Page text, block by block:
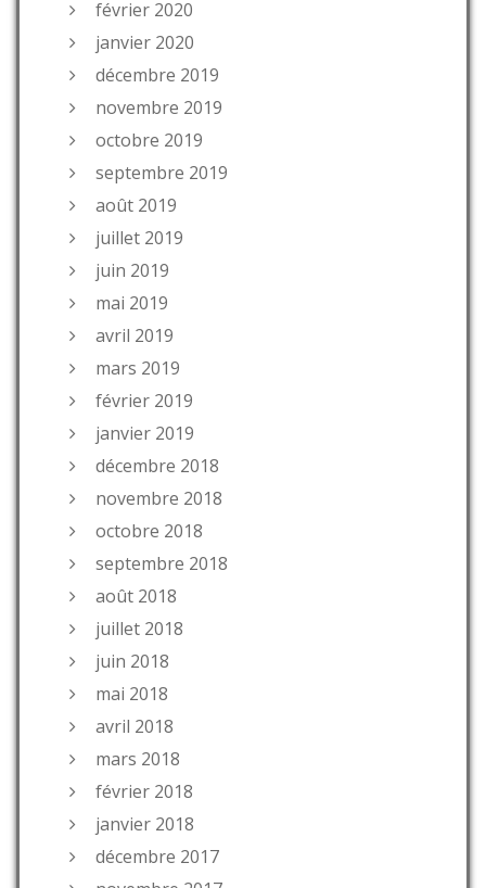
février 2020
janvier 2020
décembre 2019
novembre 2019
octobre 2019
septembre 2019
août 2019
juillet 2019
juin 2019
mai 2019
avril 2019
mars 2019
février 2019
janvier 2019
décembre 2018
novembre 2018
octobre 2018
septembre 2018
août 2018
juillet 2018
juin 2018
mai 2018
avril 2018
mars 2018
février 2018
janvier 2018
décembre 2017